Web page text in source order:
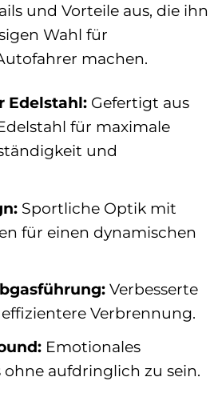
und Vorteile aus, die ihn
Wahl für
machen.
Edelstahl:Gefertigt aus
für maximale
und
Sportliche Optik mit
für einen dynamischen
Verbesserte
Verbrennung.
Emotionales
ohne aufdringlich zu sein.